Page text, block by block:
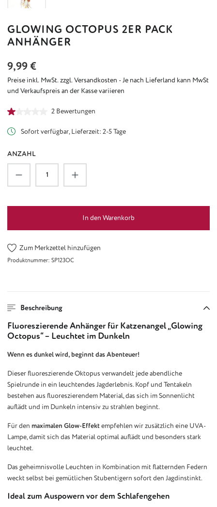
GLOWING OCTOPUS 2ER PACK
ANHÄNGER
Regulärer Preis:
9,99 €
Preise inkl. MwSt. zzgl. Versandkosten - Je nach Lieferland kann MwSt
und Verkaufspreis an der Kasse variieren
Durchschnittliche Bewertung von 1 von 5 Sternen
2 Bewertungen
Sofort verfügbar, Lieferzeit: 2-5 Tage
ANZAHL
Produkt Anzahl: Gib den gewünschten Wert
In den Warenkorb
Zum Merkzettel hinzufügen
Produktnummer: SP123OC
Beschreibung
Fluoreszierende Anhänger für Katzenangel „Glowing
Octopus“ – Leuchtet im Dunkeln
Wenn es dunkel wird, beginnt das Abenteuer!
Dieser fluoreszierende Oktopus verwandelt jede abendliche
Spielrunde in ein leuchtendes Jagderlebnis. Kopf und Tentakeln
bestehen aus fluoreszierendem Material, das sich im Sonnenlicht
auflädt und im Dunkeln intensiv zu strahlen beginnt.
Für den maximalen Glow-Effektempfehlen wir zusätzlich eine UVA-
Lampe, damit sich das Material optimal auflädt und besonders stark
leuchtet.
Das geheimnisvolle Leuchten in Kombination mit flatternden Federn
weckt selbst bei gemütlichen Stubentigern sofort den Jagdinstinkt.
Ideal zum Auspowern vor dem Schlafengehen